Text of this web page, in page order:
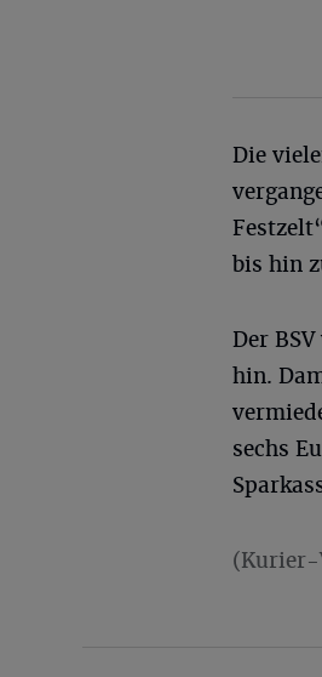
Die
bis hin
Der
hin.
sechs
(Kurier-